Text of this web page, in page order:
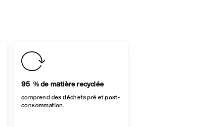
95 % de matière recyclée
comprend des déchets pré et post-
consommation.